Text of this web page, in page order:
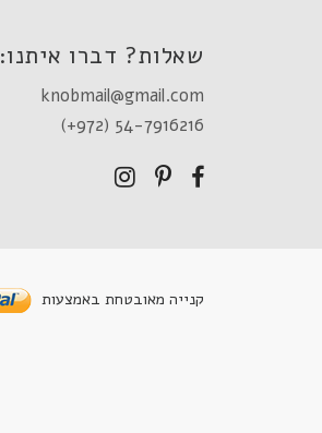
שאלות? דברו איתנו:
knobmail@gmail.com
(+972) 54-7916216
קנייה מאובטחת באמצעות